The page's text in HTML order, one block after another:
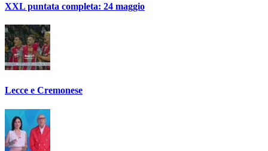
XXL puntata completa: 24 maggio
Lecce e Cremonese